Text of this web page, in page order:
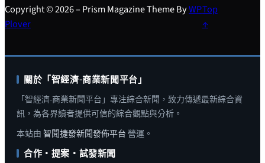
Copyright © 2026 – Prism Magazine Theme ByWP
Plover
Top
↑
關於「智經濟-商業新聞平台」
「智經濟-商業新聞平台」專注綜合新聞，致力傳遞最新綜合資
訊，為各界讀者提供可信的綜合觀點與分析。
本站由 智聞捷發新聞發佈平台 營運。
合作・提案・試發新聞